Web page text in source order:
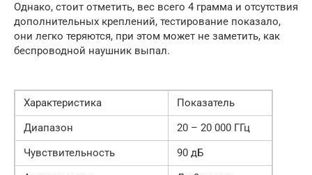
Однако, стоит отметить, вес всего 4 грамма и отсутствия
дополнительных креплений, тестирование показало,
они легко теряются, при этом может не заметить, как
беспроводной наушник выпал.
Характеристика
Показатель
Диапазон
20 – 20 000 ГГц
Чувствительность
90 дБ